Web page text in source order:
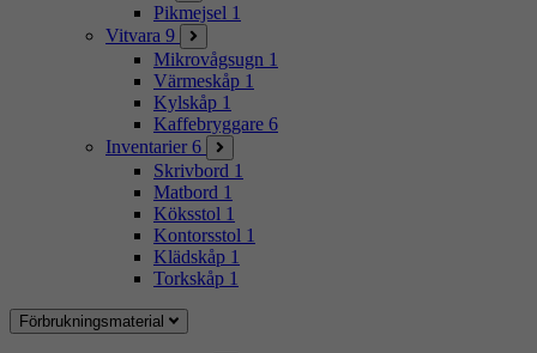
Pikmejsel 1
Vitvara 9
Mikrovågsugn 1
Värmeskåp 1
Kylskåp 1
Kaffebryggare 6
Inventarier 6
Skrivbord 1
Matbord 1
Köksstol 1
Kontorsstol 1
Klädskåp 1
Torkskåp 1
Förbrukningsmaterial